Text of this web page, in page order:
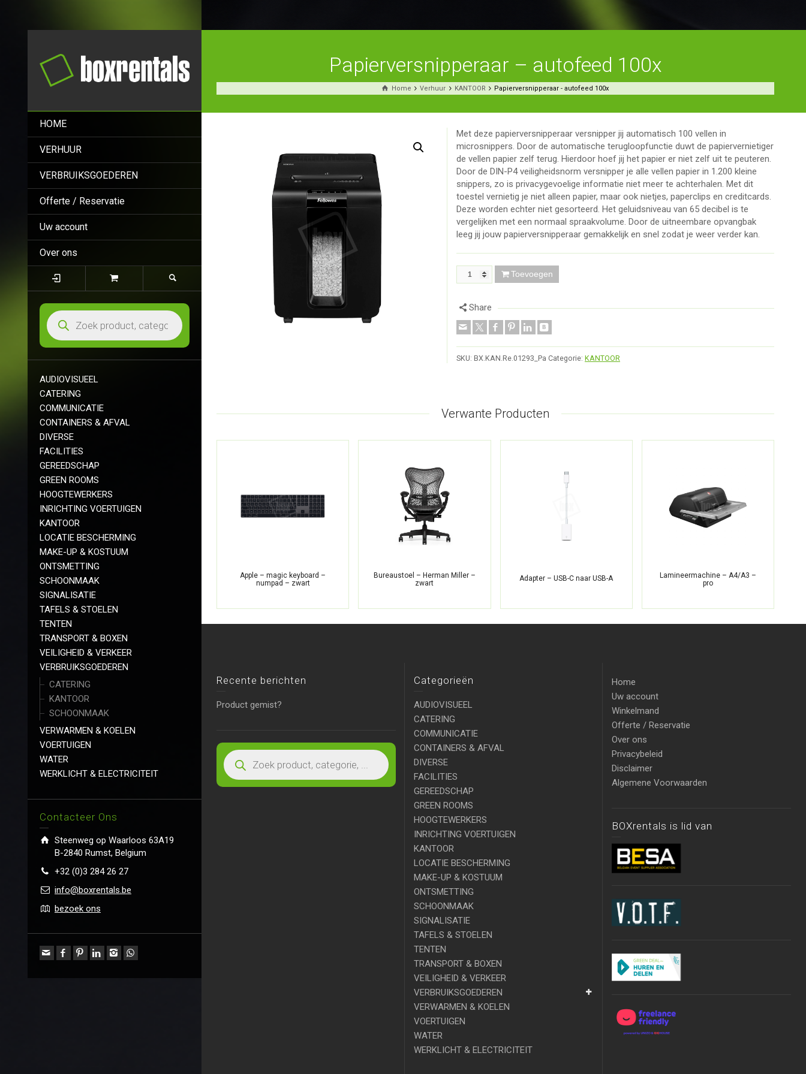
HOME
VERHUUR
VERBRUIKSGOEDEREN
Offerte / Reservatie
Uw account
Over ons
AUDIOVISUEEL
CATERING
COMMUNICATIE
CONTAINERS & AFVAL
DIVERSE
FACILITIES
GEREEDSCHAP
GREEN ROOMS
HOOGTEWERKERS
INRICHTING VOERTUIGEN
KANTOOR
LOCATIE BESCHERMING
MAKE-UP & KOSTUUM
ONTSMETTING
SCHOONMAAK
SIGNALISATIE
TAFELS & STOELEN
TENTEN
TRANSPORT & BOXEN
VEILIGHEID & VERKEER
VERBRUIKSGOEDEREN
CATERING
KANTOOR
SCHOONMAAK
VERWARMEN & KOELEN
VOERTUIGEN
WATER
WERKLICHT & ELECTRICITEIT
Contacteer Ons
Steenweg op Waarloos 63A19
B-2840 Rumst, Belgium
+32 (0)3 284 26 27
info@boxrentals.be
bezoek ons
Papierversnipperaar – autofeed 100x
Home Verhuur KANTOOR Papierversnipperaar - autofeed 100x
Met deze papierversnipperaar versnipper jij automatisch 100 vellen in
microsnippers. Door de automatische terugloopfunctie duwt de papiervernietiger
de vellen papier zelf terug. Hierdoor hoef jij het papier er niet zelf uit te peuteren.
Door de DIN-P4 veiligheidsnorm versnipper je alle vellen papier in 1.200 kleine
snippers, zo is privacygevoelige informatie niet meer te achterhalen. Met dit
toestel vernietig je niet alleen papier, maar ook nietjes, paperclips en creditcards.
Deze worden echter niet gesorteerd. Het geluidsniveau van 65 decibel is te
vergelijken met een normaal spraakvolume. Door de uitneembare opvangbak
leeg jij jouw papierversnipperaar gemakkelijk en snel zodat je weer verder kan.
Toevoegen
Share
SKU: BX.KAN.Re.01293_Pa Categorie: KANTOOR
Verwante Producten
Apple – magic keyboard –
numpad – zwart
Bureaustoel – Herman Miller –
zwart
Adapter – USB-C naar USB-A
Lamineermachine – A4/A3 –
pro
Recente berichten
Product gemist?
Categorieën
AUDIOVISUEEL
CATERING
COMMUNICATIE
CONTAINERS & AFVAL
DIVERSE
FACILITIES
GEREEDSCHAP
GREEN ROOMS
HOOGTEWERKERS
INRICHTING VOERTUIGEN
KANTOOR
LOCATIE BESCHERMING
MAKE-UP & KOSTUUM
ONTSMETTING
SCHOONMAAK
SIGNALISATIE
TAFELS & STOELEN
TENTEN
TRANSPORT & BOXEN
VEILIGHEID & VERKEER
VERBRUIKSGOEDEREN
VERWARMEN & KOELEN
VOERTUIGEN
WATER
WERKLICHT & ELECTRICITEIT
Home
Uw account
Winkelmand
Offerte / Reservatie
Over ons
Privacybeleid
Disclaimer
Algemene Voorwaarden
BOXrentals is lid van